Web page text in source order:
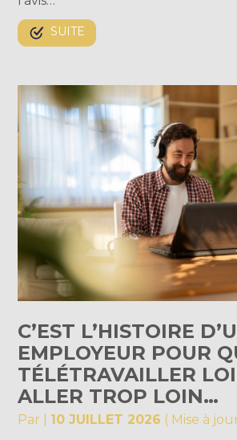
SUITE
C’EST L’HISTOIRE
EMPLOYEUR POUR
TÉLÉTRAVAILLER
ALLER TROP LOIN…
Par 10 JUILLET 2026 ( Mise à